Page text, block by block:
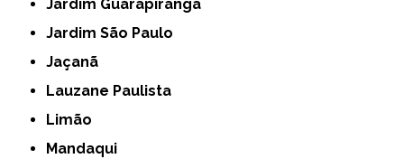
Jardim Guarapiranga
Jardim São Paulo
Jaçanã
Lauzane Paulista
Limão
Mandaqui